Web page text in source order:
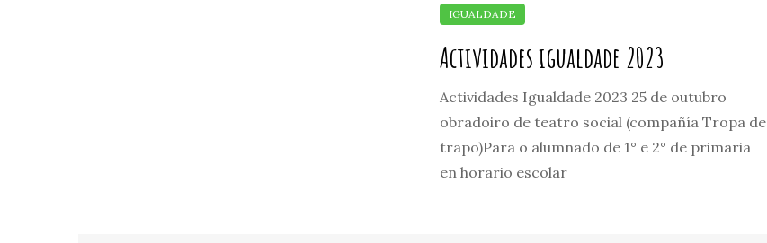
Actividades igualdade 2023
Actividades Igualdade 2023 25 de outubro
obradoiro de teatro social (compañía Tropa de
trapo)Para o alumnado de 1° e 2° de primaria
en horario escolar